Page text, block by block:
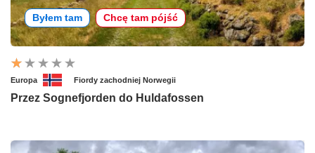
Byłem tam Chcę tam pójść
Europa Fiordy zachodniej Norwegii
Przez Sognefjorden do Huldafossen